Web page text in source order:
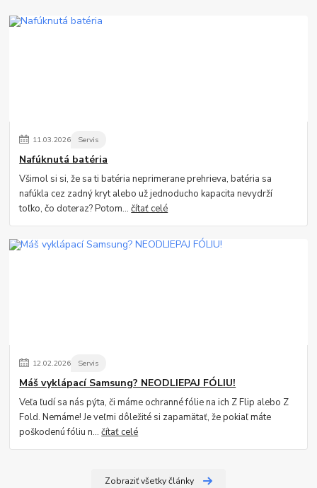
11.03.2026 Servis
Nafúknutá batéria
Všimol si si, že sa ti batéria neprimerane prehrieva, batéria sa
nafúkla cez zadný kryt alebo už jednoducho kapacita nevydrží
toľko, čo doteraz? Potom...čítať celé
12.02.2026 Servis
Máš vyklápací Samsung? NEODLIEPAJ FÓLIU!
Veľa ľudí sa nás pýta, či máme ochranné fólie na ich Z Flip alebo Z
Fold. Nemáme! Je veľmi dôležité si zapamätať, že pokiaľ máte
poškodenú fóliu n...čítať celé
Zobraziť všetky články